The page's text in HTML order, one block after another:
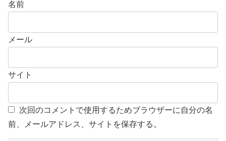
名前
メール
サイト
次回のコメントで使用するためブラウザーに自分の名
前、メールアドレス、サイトを保存する。